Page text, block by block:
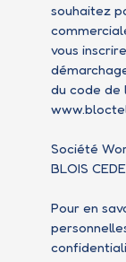
souhaitez
vous
du code de
Société
BLOIS
Pour en